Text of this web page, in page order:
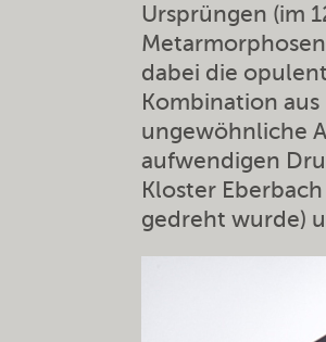
Ursprüngen (im
dabei die
Kombination
ungewöhnliche
aufwendigen
Kloster
gedreht wurde)